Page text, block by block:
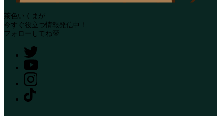
茶色いくまが
今すぐ役立つ情報発信中！
フォローしてね🐻